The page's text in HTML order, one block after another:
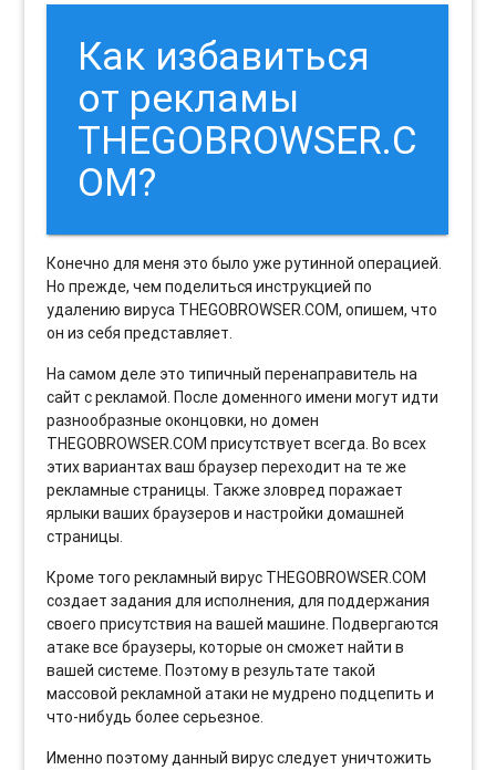
Как избавиться
от рекламы
THEGOBROWSER.C
OM?
Конечно для меня это было уже рутинной операцией.
Но прежде, чем поделиться инструкцией по
удалению вируса THEGOBROWSER.COM, опишем, что
он из себя представляет.
На самом деле это типичный перенаправитель на
сайт с рекламой. После доменного имени могут идти
разнообразные оконцовки, но домен
THEGOBROWSER.COM присутствует всегда. Во всех
этих вариантах ваш браузер переходит на те же
рекламные страницы. Также зловред поражает
ярлыки ваших браузеров и настройки домашней
страницы.
Кроме того рекламный вирус THEGOBROWSER.COM
создает задания для исполнения, для поддержания
своего присутствия на вашей машине. Подвергаются
атаке все браузеры, которые он сможет найти в
вашей системе. Поэтому в результате такой
массовой рекламной атаки не мудрено подцепить и
что-нибудь более серьезное.
Именно поэтому данный вирус следует уничтожить